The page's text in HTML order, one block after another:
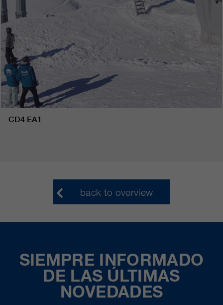
CD4 EA1
back to overview
SIEMPRE INFORMADO
DE LAS ÚLTIMAS
NOVEDADES